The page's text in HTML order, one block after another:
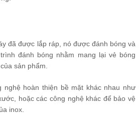
đã được lắp ráp, nó được đánh bóng và
đánh bóng nhằm mang lại vẻ bóng
sản phẩm.
nghệ hoàn thiện bề mặt khác nhau như
hoặc các công nghệ khác để bảo vệ
inox.